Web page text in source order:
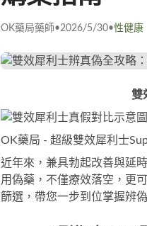
OK藥局藥師•2026/5/30•性健康
雙
OK藥局 - 超級雙效犀利士
近年來，兼具勃起改善與延
用偽藥，不僅療效落空，更
篩選，帶您一步到位掌握辨